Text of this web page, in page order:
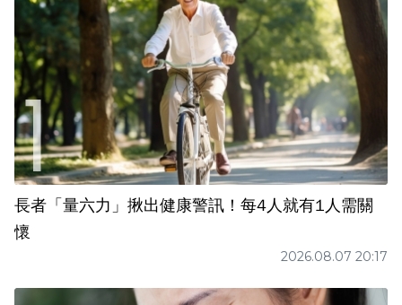
長者「量六力」揪出健康警訊！每4人就有1人需關
懷
2026.08.07 20:17